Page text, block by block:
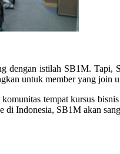
dengan istilah SB1M.
untuk member yang join
tempat kursus
Indonesia, SB1M akan